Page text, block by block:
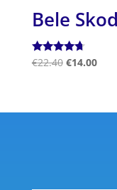
Bele
Ocenjeno
€22.40 €14.00